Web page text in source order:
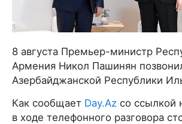
8 августа Премьер-министр
Армения Никол Пашинян
Азербайджанской Республики
Как сообщает Day.Az со ссылкой
в ходе телефонного разговора